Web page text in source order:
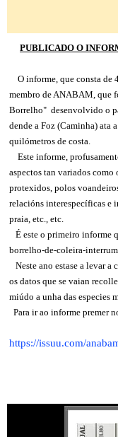
PUBLICADO O
O informe, que consta de
membro de ANABAM, que
Borrelho" desenvolvido o
dende a Foz (Caminha) ata
quilómetros de costa.
Este informe,
aspectos tan variados
protexidos, polos
relacións interespecíficas e
praia, etc., etc.
É este o primeiro informe
borrelho-de-coleira-
Neste ano estase a levar a
os datos que se vaian
miúdo a unha das especies
Para ir ao informe premer
https://issuu.com/